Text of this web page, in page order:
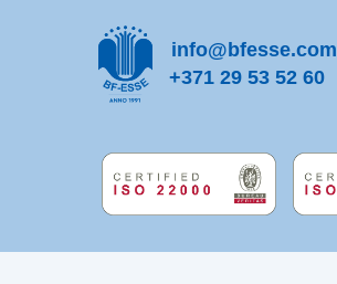
info@bfesse.com
+371 29 53 52 60